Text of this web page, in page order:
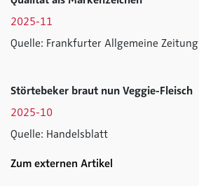
2025-11
Quelle: Frankfurter Allgemeine Zeitung
Störtebeker braut nun Veggie-Fleisch
2025-10
Quelle: Handelsblatt
Zum externen Artikel